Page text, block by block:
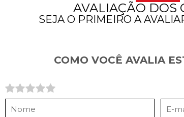
AVALIAÇÃO DOS
SEJA O PRIMEIRO A
COMO VOCÊ AVALIA